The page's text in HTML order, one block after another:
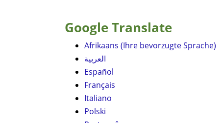
Google Translate
Afrikaans (Ihre bevorzugte Sprache)
العربية
Español
Français
Italiano
Polski